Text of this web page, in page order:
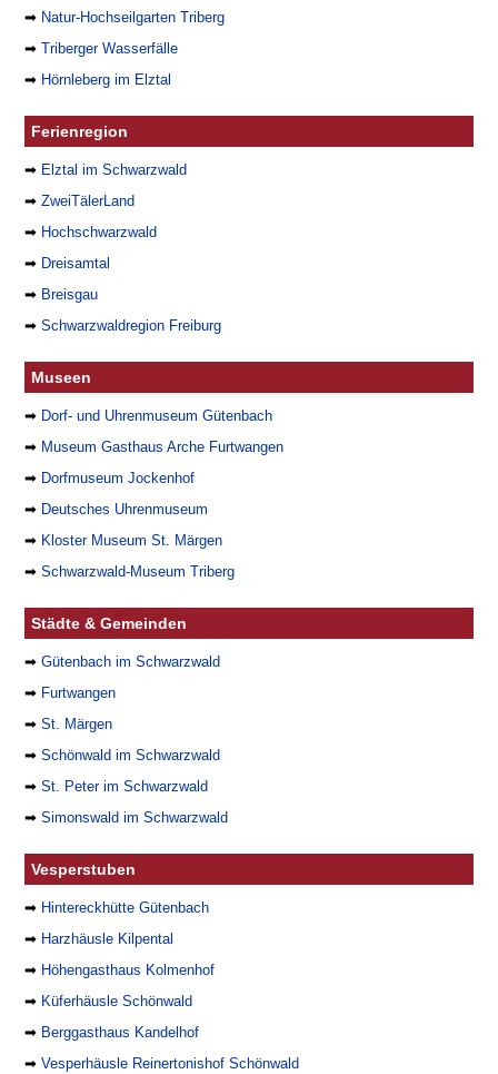
➡ Natur-Hochseilgarten Triberg
➡Triberger Wasserfälle
➡ Hörnleberg im Elztal
Ferienregion
➡ Elztal im Schwarzwald
➡ZweiTälerLand
➡ Hochschwarzwald
➡ Dreisamtal
➡ Breisgau
➡Schwarzwaldregion Freiburg
Museen
➡ Dorf- und Uhrenmuseum Gütenbach
➡ Museum Gasthaus Arche Furtwangen
➡ Dorfmuseum Jockenhof
➡ Deutsches Uhrenmuseum
➡ Kloster Museum St. Märgen
➡Schwarzwald-Museum Triberg
Städte & Gemeinden
➡Gütenbach im Schwarzwald
➡ Furtwangen
➡St. Märgen
➡Schönwald im Schwarzwald
➡St. Peter im Schwarzwald
➡Simonswald im Schwarzwald
Vesperstuben
➡ Hintereckhütte Gütenbach
➡ Harzhäusle Kilpental
➡ Höhengasthaus Kolmenhof
➡ Küferhäusle Schönwald
➡ Berggasthaus Kandelhof
➡Vesperhäusle Reinertonishof Schönwald